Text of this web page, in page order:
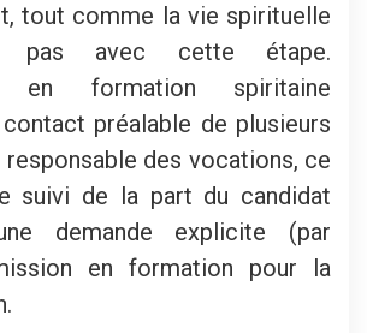
tout comme la vie spirituelle
pas avec cette étape.
en formation spiritaine
préalable de plusieurs
des vocations, ce
suivi de la part du candidat
demande explicite (par
en formation pour la